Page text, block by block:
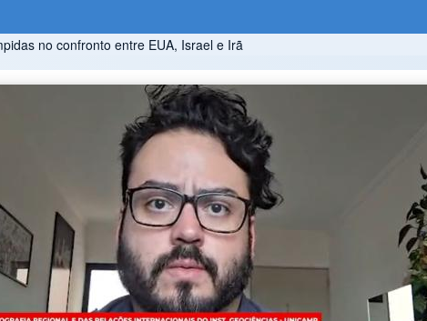
no confronto entre EUA, Israel e Irã